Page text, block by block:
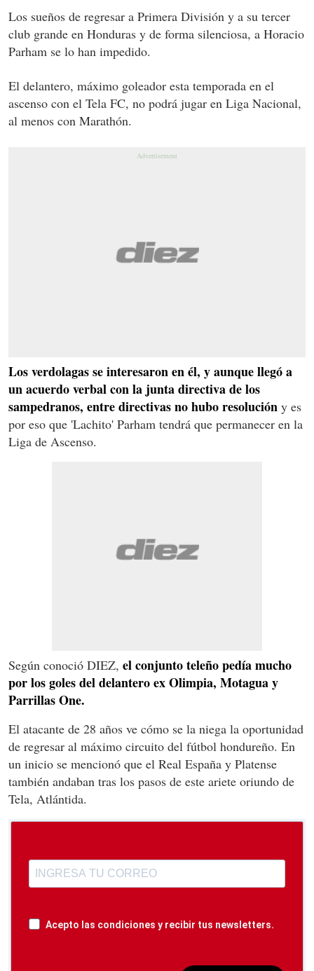
Los sueños de regresar a Primera División y a su tercer
club grande en Honduras y de forma silenciosa, a Horacio
Parham se lo han impedido.
El delantero, máximo goleador esta temporada en el
ascenso con el Tela FC, no podrá jugar en Liga Nacional,
al menos con Marathón.
Los verdolagas se interesaron en él, y aunque llegó a
un acuerdo verbal con la junta directiva de los
sampedranos, entre directivas no hubo resolución y es
por eso que 'Lachito' Parham tendrá que permanecer en la
Liga de Ascenso.
Según conoció DIEZ, el conjunto teleño pedía mucho
por los goles del delantero ex Olimpia, Motagua y
Parrillas One.
El atacante de 28 años ve cómo se la niega la oportunidad
de regresar al máximo circuito del fútbol hondureño. En
un inicio se mencionó que el Real España y Platense
también andaban tras los pasos de este ariete oriundo de
Tela, Atlántida.
Acepto las condiciones y recibir tus newsletters.